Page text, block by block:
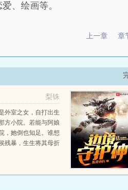
、绘画等。
上一章 章
梨铢
外室之女，自打出生
方小院。若能与阿娘
，她倒也知足。谁想
残暴，生生将其母折
打算...